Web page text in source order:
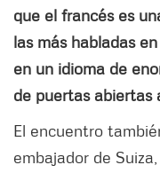
que el francés es
las más habladas
en un idioma de
de puertas abiertas
El encuentro
embajador de